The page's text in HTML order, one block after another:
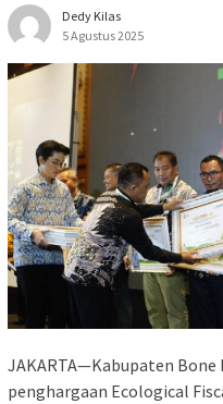
Dedy Kilas
5 Agustus 2025
JAKARTA—Kabupaten
penghargaan Ecological